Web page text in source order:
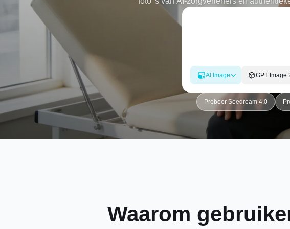
natuurlijk licht en levensechte details over
een betrouwbare LinkedIn-foto van een
Dreamina helpt u portretten voor de
AI Image GPT Image
Probeer Seedream 4.0
Waarom